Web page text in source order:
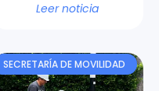
Leer noticia
SECRETARÍA DE MOVILIDAD